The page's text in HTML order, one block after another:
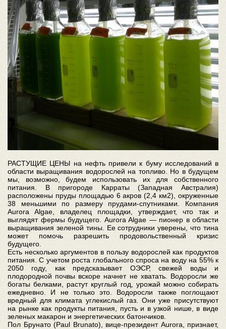
РАСТУЩИЕ ЦЕНЫ на нефть привели к буму исследований в
области выращивания водорослей на топливо. Но в будущем
мы, возможно, будем использовать их для собственного
питания. В пригороде Карраты (Западная Австралия)
расположены пруды площадью 6 акров (2,4 км2), окруженные
38 меньшими по размеру прудами-спутниками. Компания
Aurora Algae, владелец площадки, утверждает, что так и
выглядят фермы будущего. Aurora Algae — пионер в области
выращивания зеленой тины. Ее сотрудники уверены, что тина
может помочь разрешить продовольственный кризис
будущего.
Есть несколько аргументов в пользу водорослей как продуктов
питания. С учетом роста глобального спроса на воду на 55% к
2050 году, как предсказывает ОЭСР, свежей воды и
плодородной почвы вскоре начнет не хватать. Водоросли же
богаты белками, растут круглый год, урожай можно собирать
ежедневно. И не только это. Водоросли также поглощают
вредный для климата углекислый газ. Они уже присутствуют
на рынке как продукты питания, пусть и в узкой нише, в виде
зеленых макарон и энергетических батончиков.
Пол Брунато (Paul Brunato), вице-президент Aurora, признает,